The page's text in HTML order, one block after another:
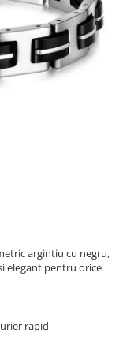
argintiu cu negru,
elegant pentru orice
rapid